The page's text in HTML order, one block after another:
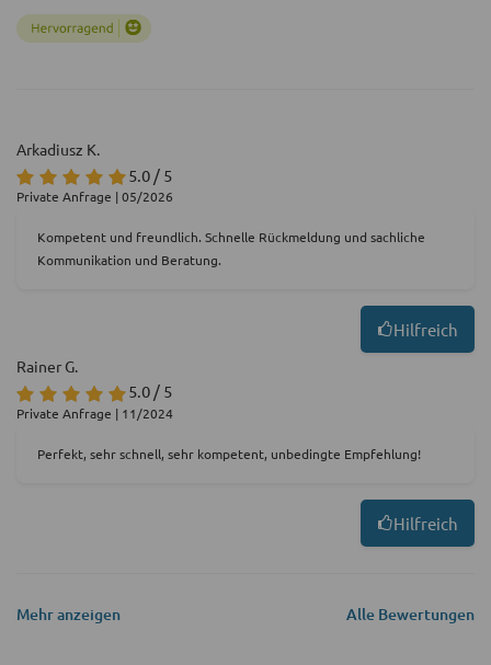
Arkadiusz K.
5.0 / 5
Private Anfrage | 05/2026
Kompetent und freundlich. Schnelle Rückmeldung und sachliche
Kommunikation und Beratung.
Hilfreich
Rainer G.
5.0 / 5
Private Anfrage | 11/2024
Perfekt, sehr schnell, sehr kompetent, unbedingte Empfehlung!
Hilfreich
Mehr anzeigen Alle Bewertungen